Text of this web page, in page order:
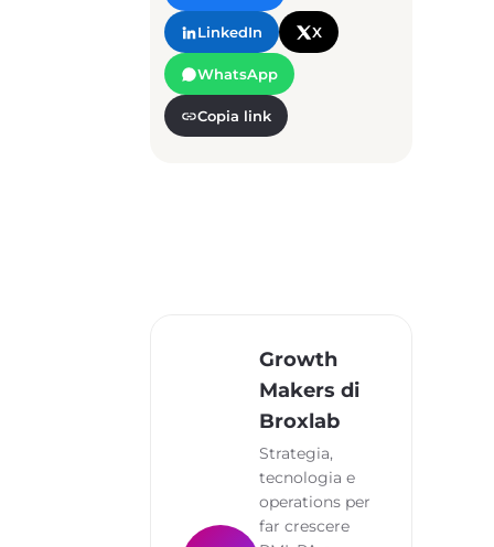
LinkedIn X
WhatsApp
Copia link
Growth
Makers di
Broxlab
Strategia,
tecnologia e
operations per
far crescere